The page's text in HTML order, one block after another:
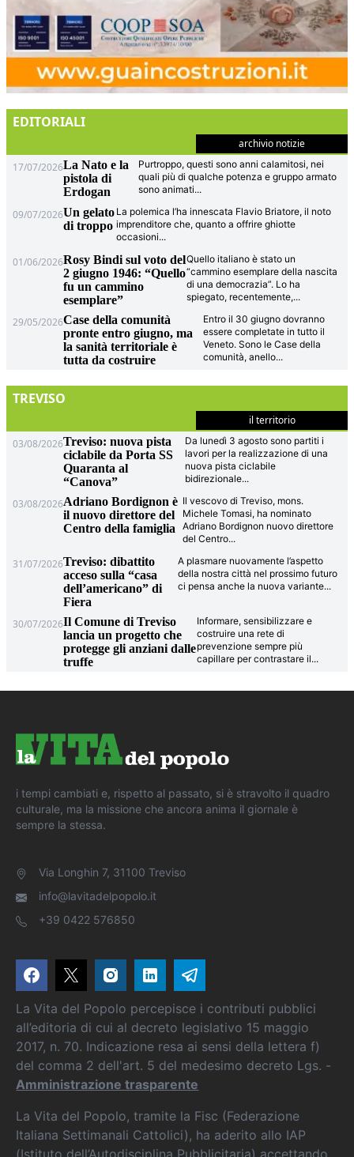
EDITORIALI
archivio notizie
17/07/2026La Nato e la
pistola di
Erdogan
Purtroppo, questi sono anni calamitosi, nei
quali più di qualche potenza e gruppo armato
sono animati...
09/07/2026Un gelato
di troppo
La polemica l’ha innescata Flavio Briatore, il noto
imprenditore che, quanto a offrire ghiotte
occasioni...
01/06/2026Rosy Bindi sul voto del
2 giugno 1946: “Quello
fu un cammino
esemplare”
Quello italiano è stato un
“cammino esemplare della nascita
di una democrazia”. Lo ha
spiegato, recentemente,...
29/05/2026Case della comunità
pronte entro giugno, ma
la sanità territoriale è
tutta da costruire
Entro il 30 giugno dovranno
essere completate in tutto il
Veneto. Sono le Case della
comunità, anello...
TREVISO
il territorio
03/08/2026Treviso: nuova pista
ciclabile da Porta SS
Quaranta al
“Canova”
Da lunedì 3 agosto sono partiti i
lavori per la realizzazione di una
nuova pista ciclabile
bidirezionale...
03/08/2026Adriano Bordignon è
il nuovo direttore del
Centro della famiglia
Il vescovo di Treviso, mons.
Michele Tomasi, ha nominato
Adriano Bordignon nuovo direttore
del Centro...
31/07/2026Treviso: dibattito
acceso sulla “casa
dell’americano” di
Fiera
A plasmare nuovamente l’aspetto
della nostra città nel prossimo futuro
ci pensa anche la nuova variante...
30/07/2026Il Comune di Treviso
lancia un progetto che
protegge gli anziani dalle
truffe
Informare, sensibilizzare e
costruire una rete di
prevenzione sempre più
capillare per contrastare il...
i tempi cambiati e, rispetto al passato, si è stravolto il quadro
culturale, ma la missione che ancora anima il giornale è
sempre la stessa.
Via Longhin 7, 31100 Treviso
info@lavitadelpopolo.it
+39 0422 576850
La Vita del Popolo percepisce i contributi pubblici
all’editoria di cui al decreto legislativo 15 maggio
2017, n. 70. Indicazione resa ai sensi della lettera f)
del comma 2 dell'art. 5 del medesimo decreto Lgs. -
Amministrazione trasparente
La Vita del Popolo, tramite la Fisc (Federazione
Italiana Settimanali Cattolici), ha aderito allo IAP